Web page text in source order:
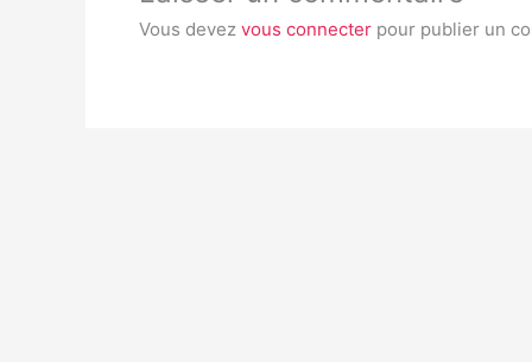
Vous devez vous connecter pour publier un